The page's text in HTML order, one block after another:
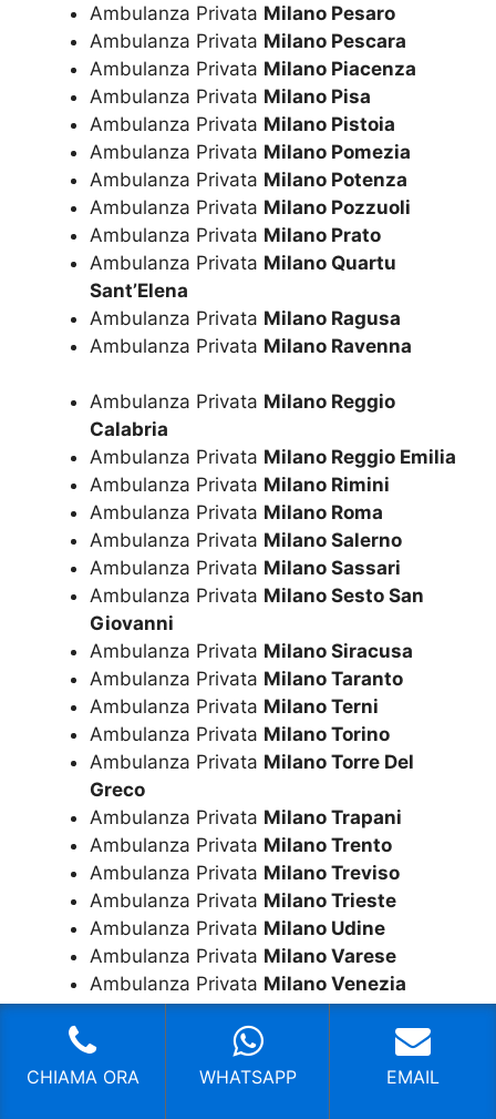
Ambulanza Privata Milano Pesaro
Ambulanza Privata Milano Pescara
Ambulanza Privata Milano Piacenza
Ambulanza Privata Milano Pisa
Ambulanza Privata Milano Pistoia
Ambulanza Privata Milano Pomezia
Ambulanza Privata Milano Potenza
Ambulanza Privata Milano Pozzuoli
Ambulanza Privata Milano Prato
Ambulanza Privata Milano Quartu
Sant’Elena
Ambulanza Privata Milano Ragusa
Ambulanza Privata Milano Ravenna
Ambulanza Privata Milano Reggio
Calabria
Ambulanza Privata Milano Reggio Emilia
Ambulanza Privata Milano Rimini
Ambulanza Privata Milano Roma
Ambulanza Privata Milano Salerno
Ambulanza Privata Milano Sassari
Ambulanza Privata Milano Sesto San
Giovanni
Ambulanza Privata Milano Siracusa
Ambulanza Privata Milano Taranto
Ambulanza Privata Milano Terni
Ambulanza Privata Milano Torino
Ambulanza Privata Milano Torre Del
Greco
Ambulanza Privata Milano Trapani
Ambulanza Privata Milano Trento
Ambulanza Privata Milano Treviso
Ambulanza Privata Milano Trieste
Ambulanza Privata Milano Udine
Ambulanza Privata Milano Varese
Ambulanza Privata Milano Venezia
Ambulanza PrivataMilano Verona
Ambulanza Privata Milano Viareggio
Ambulanza Privata Milano Vicenza
CHIAMA ORA WHATSAPP EMAIL